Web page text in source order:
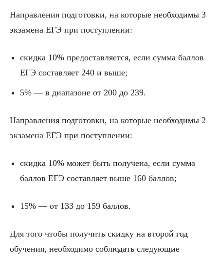
Направления подготовки, на которые необходимы 3
экзамена ЕГЭ при поступлении:
скидка 10% предоставляется, если сумма баллов
ЕГЭ составляет 240 и выше;
5% — в диапазоне от 200 до 239.
Направления подготовки, на которые необходимы 2
экзамена ЕГЭ при поступлении:
скидка 10% может быть получена, если сумма
баллов ЕГЭ составляет выше 160 баллов;
15% — от 133 до 159 баллов.
Для того чтобы получить скидку на второй год
обучения, необходимо соблюдать следующие